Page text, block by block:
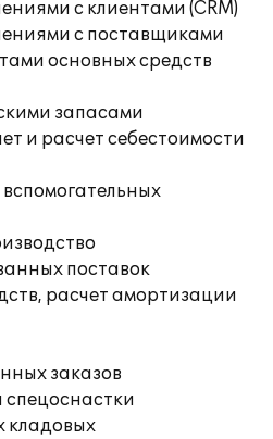
с клиентами (CRM)
с поставщиками
основных средств
запасами
и расчет себестоимости
поставок
расчет амортизации
заказов
кладовых